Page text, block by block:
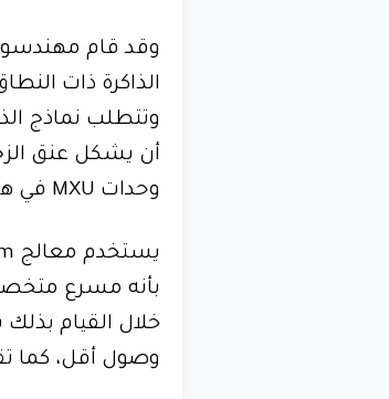
وقد قام
الذاكرة ذات
وتتطلب نماذج
أن يشكل عنق
وحدات MXU في هذا المعالج وزيادة سرعة الساعة الإجمالية.
بأنه مسرع
خلال القيام
وصول أقل، كما